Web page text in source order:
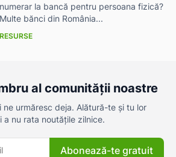
numerar la bancă pentru persoana fizică?
Multe bănci din România...
RESURSE
al comunității noastre
ne urmăresc deja. Alătură-te și tu lor
a nu rata noutățile zilnice.
Abonează-te gratuit